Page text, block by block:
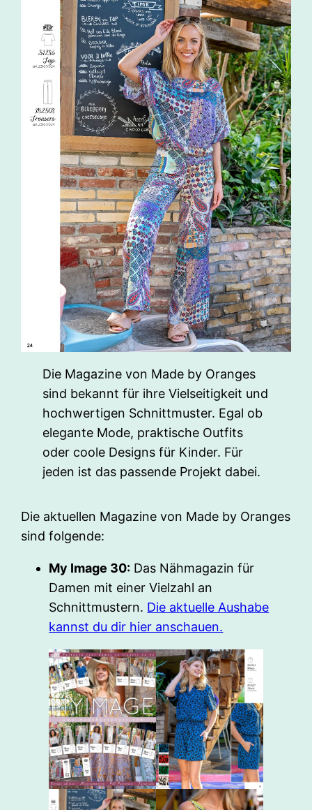
Die Magazine von Made by Oranges
sind bekannt für ihre Vielseitigkeit und
hochwertigen Schnittmuster. Egal ob
elegante Mode, praktische Outfits
oder coole Designs für Kinder. Für
jeden ist das passende Projekt dabei.
Die aktuellen Magazine von Made by Oranges
sind folgende:
My Image 30: Das Nähmagazin für
Damen mit einer Vielzahl an
Schnittmustern. Die aktuelle Aushabe
kannst du dir hier anschauen.